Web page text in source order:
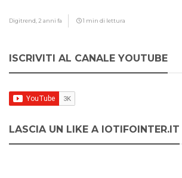
Digitrend, 2 anni fa 1 min di lettura
ISCRIVITI AL CANALE YOUTUBE
LASCIA UN LIKE A IOTIFOINTER.IT